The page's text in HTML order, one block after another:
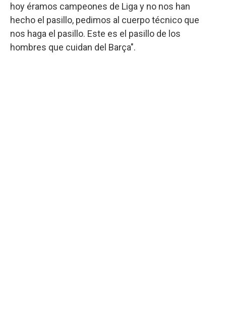
hoy éramos campeones de Liga y no nos han
hecho el pasillo, pedimos al cuerpo técnico que
nos haga el pasillo. Este es el pasillo de los
hombres que cuidan del Barça".